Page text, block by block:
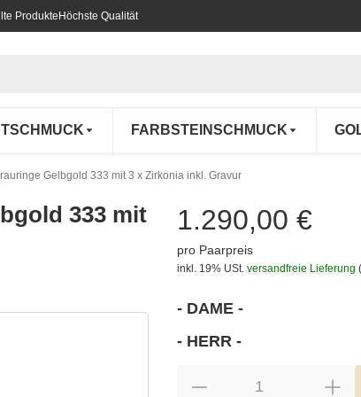
Produkte Höchste Qualität
FARBSTEINSCHMUCK
Gelbgold 333 mit 3 x Zirkonia inkl. Gravur
333 mit
1.290,00 €
pro Paarpreis
inkl. 19% USt. versandfreie Lieferung
- DAME -
- HERR -